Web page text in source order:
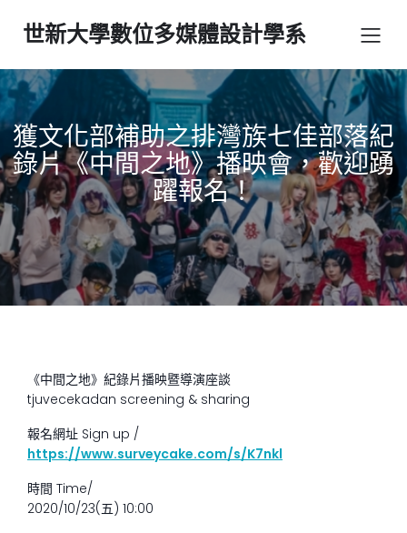
世新大學數位多媒體設計學系
獲文化部補助之排灣族七佳部落紀
錄片《中間之地》播映會，歡迎踴
躍報名！
《中間之地》紀錄片播映暨導演座談
tjuvecekadan screening & sharing
報名網址 Sign up /
https://www.surveycake.com/s/K7nkl
時間 Time/
2020/10/23(五) 10:00